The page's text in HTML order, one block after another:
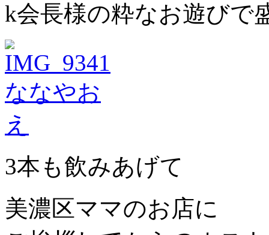
k会長様の粋なお遊びで
3本も飲みあげて
美濃区ママのお店に